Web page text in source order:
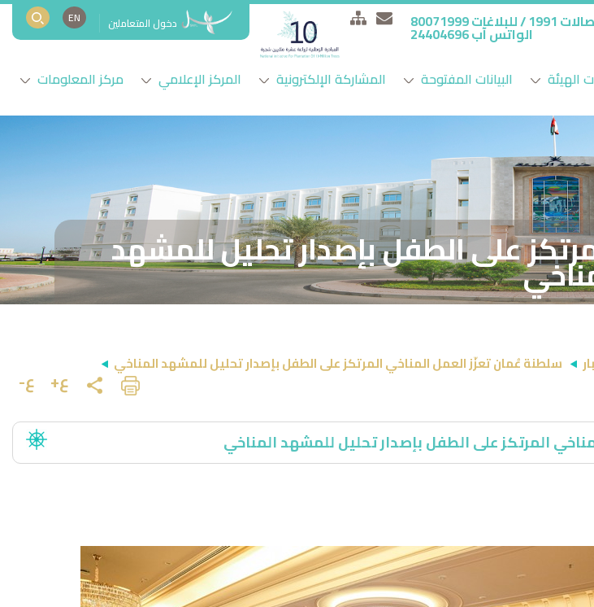
80071999
الواتس آب 24404696 دخول المتعاملين EN
الهيئة البيانات المفتوحة المشاركة الإلكترونية المركز الإعلامي مركز المعلومات
على الطفل بإصدار تحليل للمشهد
سلطنة عُمان تعزّز العمل المناخي المرتكز على الطفل بإصدار تحليل للمشهد المناخي
ع+ ع-
المرتكز على الطفل بإصدار تحليل للمشهد المناخي